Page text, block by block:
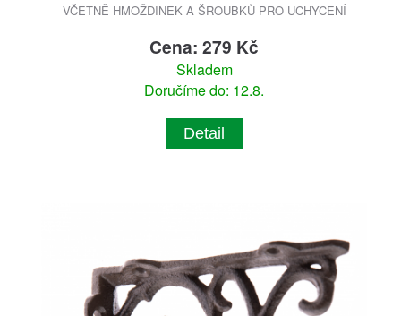
VČETNĚ HMOŽDINEK A ŠROUBKŮ PRO UCHYCENÍ
Cena: 279 Kč
Skladem
Doručíme do: 12.8.
Detail